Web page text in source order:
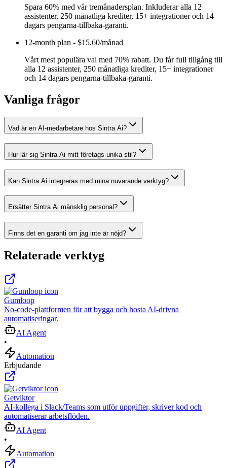
Spara 60% med vår tremånadersplan. Inkluderar alla 12
assistenter, 250 månatliga krediter, 15+ integrationer och 14
dagars pengarna-tillbaka-garanti.
12-month plan - $15.60/månad
Vårt mest populära val med 70% rabatt. Du får full tillgång till
alla 12 assistenter, 250 månatliga krediter, 15+ integrationer
och 14 dagars pengarna-tillbaka-garanti.
Vanliga frågor
Vad är en AI-medarbetare hos Sintra Ai?
Hur lär sig Sintra Ai mitt företags unika stil?
Kan Sintra Ai integreras med mina nuvarande verktyg?
Ersätter Sintra Ai mänsklig personal?
Finns det en garanti om jag inte är nöjd?
Relaterade verktyg
Gumloop
No-code-plattformen för att bygga och hosta AI-drivna
automatiseringar.
AI Agent
•
Automation
Erbjudande
Getviktor
AI‑kollega i Slack/Teams som utför uppgifter, skriver kod och
automatiserar arbetsflöden.
AI Agent
•
Automation